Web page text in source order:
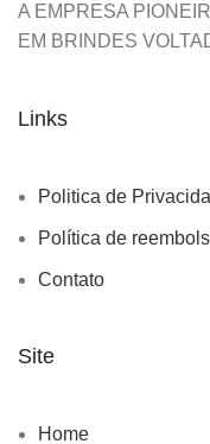
A EMPRESA
EM BRINDES
Links
Politica de
Política de
Contato
Site
Home